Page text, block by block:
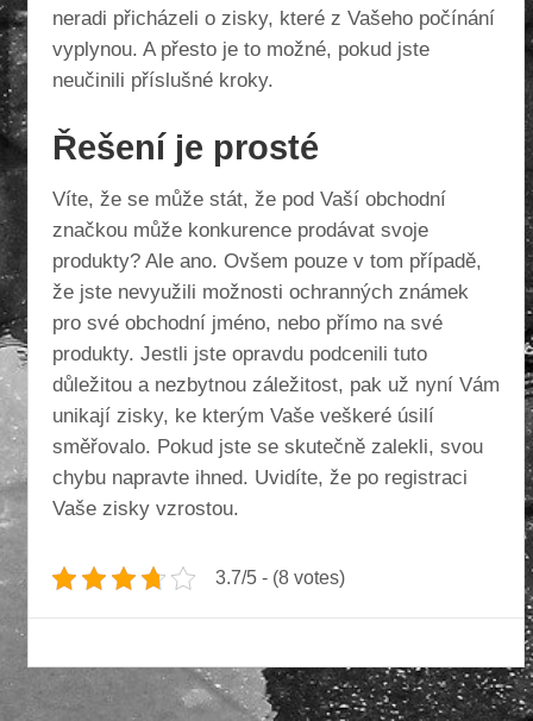
neradi přicházeli o zisky, které z Vašeho počínání
vyplynou. A přesto je to možné, pokud jste
neučinili příslušné kroky.
Řešení je prosté
Víte, že se může stát, že pod Vaší obchodní
značkou může konkurence prodávat svoje
produkty? Ale ano. Ovšem pouze v tom případě,
že jste nevyužili možnosti ochranných známek
pro své obchodní jméno, nebo přímo na své
produkty. Jestli jste opravdu podcenili tuto
důležitou a nezbytnou záležitost, pak už nyní Vám
unikají zisky, ke kterým Vaše veškeré úsilí
směřovalo. Pokud jste se skutečně zalekli, svou
chybu napravte ihned. Uvidíte, že po registraci
Vaše zisky vzrostou.
3.7/5 - (8 votes)